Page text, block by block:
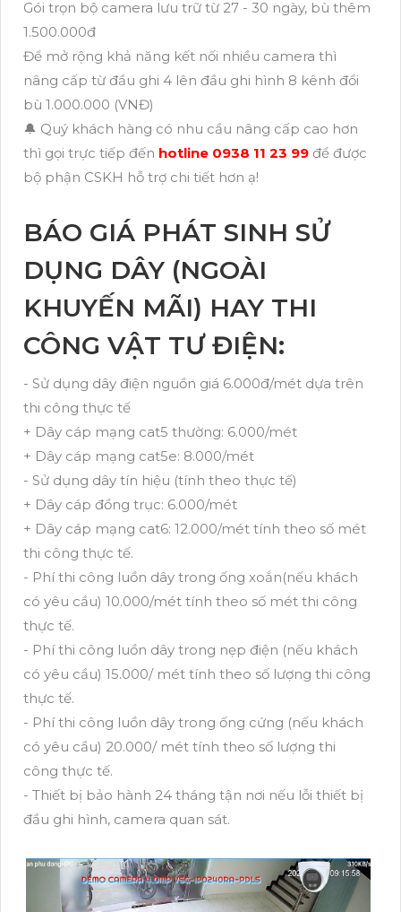
Gói trọn bộ camera lưu trữ từ 27 - 30 ngày, bù thêm
1.500.000đ
Để mở rộng khả năng kết nối nhiều camera thì
nâng cấp từ đầu ghi 4 lên đầu ghi hình 8 kênh đổi
bù 1.000.000 (VNĐ)
🔔 Quý khách hàng có nhu cầu nâng cấp cao hơn
thì gọi trực tiếp đến hotline 0938 11 23 99 để được
bộ phận CSKH hỗ trợ chi tiết hơn ạ!
BÁO GIÁ PHÁT SINH SỬ
DỤNG DÂY (NGOÀI
KHUYẾN MÃI) HAY THI
CÔNG VẬT TƯ ĐIỆN:
- Sử dụng dây điện nguồn giá 6.000đ/mét dựa trên
thi công thực tế
+ Dây cáp mạng cat5 thường: 6.000/mét
+ Dây cáp mạng cat5e: 8.000/mét
- Sử dụng dây tín hiệu (tính theo thực tế)
+ Dây cáp đồng trục: 6.000/mét
+ Dây cáp mạng cat6: 12.000/mét tính theo số mét
thi công thực tế.
- Phí thi công luồn dây trong ống xoắn(nếu khách
có yêu cầu) 10.000/mét tính theo số mét thi công
thực tế.
- Phí thi công luồn dây trong nẹp điện (nếu khách
có yêu cầu) 15.000/ mét tính theo số lượng thi công
thực tế.
- Phí thi công luồn dây trong ống cứng (nếu khách
có yêu cầu) 20.000/ mét tính theo số lượng thi
công thực tế.
- Thiết bị bảo hành 24 tháng tận nơi nếu lỗi thiết bị
đầu ghi hình, camera quan sát.